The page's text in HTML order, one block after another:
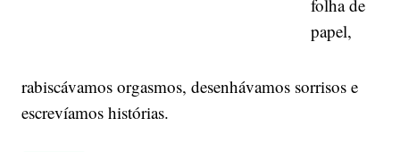
folha de
papel,
rabiscávamos orgasmos, desenhávamos sorrisos e
escrevíamos histórias.